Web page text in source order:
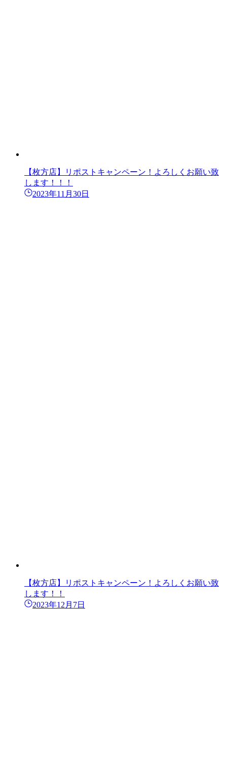
【枚方店】リポストキャンペーン！よろしくお願い致
します！！！
2023年11月30日
【枚方店】リポストキャンペーン！よろしくお願い致
します！！
2023年12月7日